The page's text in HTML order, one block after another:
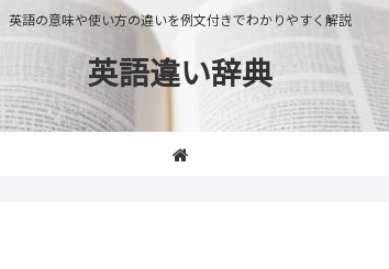
英語の意味や使い方の違いを例文付きでわかりやすく解説
英語違い辞典